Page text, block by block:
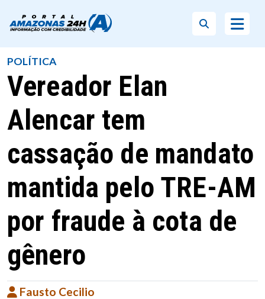
POLÍTICA
Vereador Elan
Alencar tem
cassação de mandato
mantida pelo TRE-AM
por fraude à cota de
gênero
Fausto Cecilio